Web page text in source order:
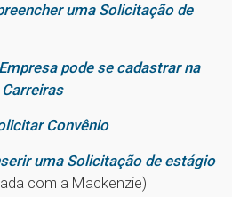
uma Solicitação de
pode se cadastrar na
Convênio
uma Solicitação de estágio
com a Mackenzie)